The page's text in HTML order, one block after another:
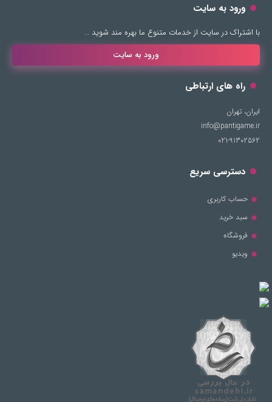
ورود به سایت
با اشتراک در سایت از خدمات متنوع ما بهره مند شوید …
ورود به سایت
راه های ارتباطی
ایران، تهران
info@pantigame.ir
021-91302562
دسترسی سریع
حساب کاربری
سبد خرید
فروشگاه
ویدیو